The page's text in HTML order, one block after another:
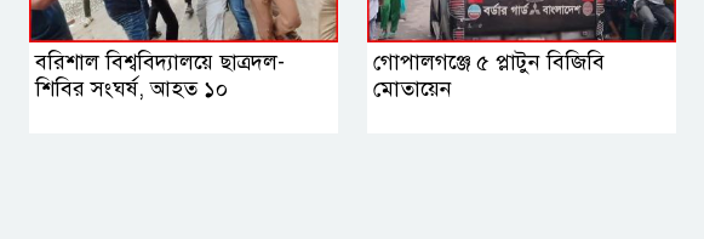
বরিশাল বিশ্ববিদ্যালয়ে ছাত্রদল-
শিবির সংঘর্ষ, আহত ১০
গোপালগঞ্জে ৫ প্লাটুন বিজিবি
মোতায়েন